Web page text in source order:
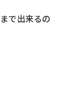
で出来るの